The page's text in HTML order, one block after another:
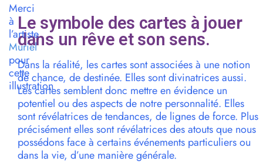
Le symbole des cartes à jouer
dans un rêve et son sens.
Dans la réalité, les cartes sont associées à une notion
de chance, de destinée. Elles sont divinatrices aussi.
Les cartes semblent donc mettre en évidence un
potentiel ou des aspects de notre personnalité. Elles
sont révélatrices de tendances, de lignes de force. Plus
précisément elles sont révélatrices des atouts que nous
possédons face à certains événements particuliers ou
dans la vie, d’une manière générale.
Merci
à
l’artiste
Muriel
pour
cette
illustration